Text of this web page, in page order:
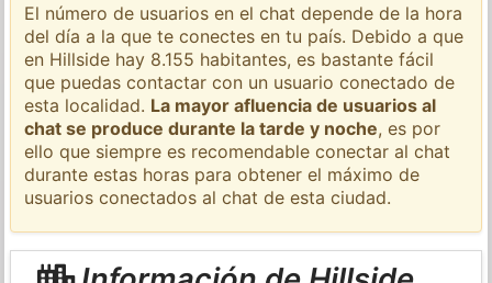
El número de usuarios en el chat depende de la hora
del día a la que te conectes en tu país. Debido a que
en Hillside hay 8.155 habitantes, es bastante fácil
que puedas contactar con un usuario conectado de
esta localidad. La mayor afluencia de usuarios al
chat se produce durante la tarde y noche, es por
ello que siempre es recomendable conectar al chat
durante estas horas para obtener el máximo de
usuarios conectados al chat de esta ciudad.